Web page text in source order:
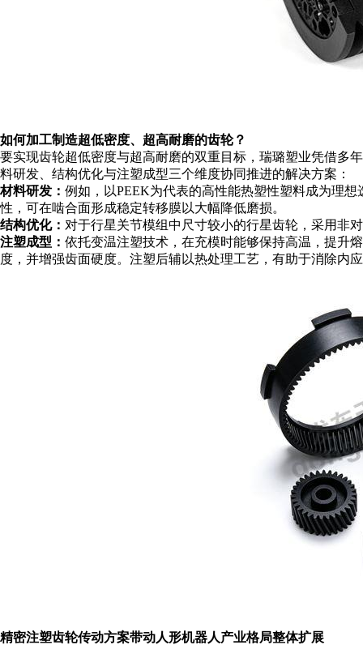
如何加工制造超低密度、超高耐磨的齿轮？
要实现齿轮超低密度与超高耐磨的双重目标， 瑞璐塑业凭借多
料研发、结构优化与注塑成型三个维度协同推进的解决方案：
材料研发： 例如，以PEEK为代表的高性能热塑性塑料成为理
性，可在啮合面形成稳定转移膜以大幅降低磨损。
结构优化： 对于行星关节模组中尺寸较小的行星齿轮，采用非
注塑成型： 依托变温注塑技术，在充模时能够保持高温，提升
度，并增强齿面硬度。注塑后辅以热处理工艺，有助于消除内
精密注塑齿轮传动方案带动人形机器人产业格局整体扩展